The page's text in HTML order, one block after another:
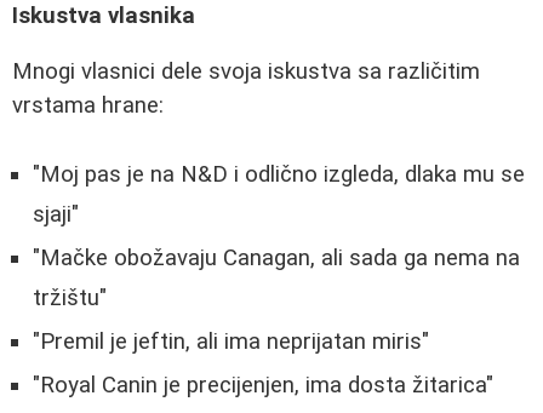
Iskustva vlasnika
Mnogi vlasnici dele svoja iskustva sa različitim
vrstama hrane:
"Moj pas je na N&D i odlično izgleda, dlaka mu se
sjaji"
"Mačke obožavaju Canagan, ali sada ga nema na
tržištu"
"Premil je jeftin, ali ima neprijatan miris"
"Royal Canin je precijenjen, ima dosta žitarica"